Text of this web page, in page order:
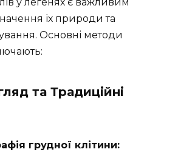
їх природи та
Основні методи
та Традиційні
грудної клітини: